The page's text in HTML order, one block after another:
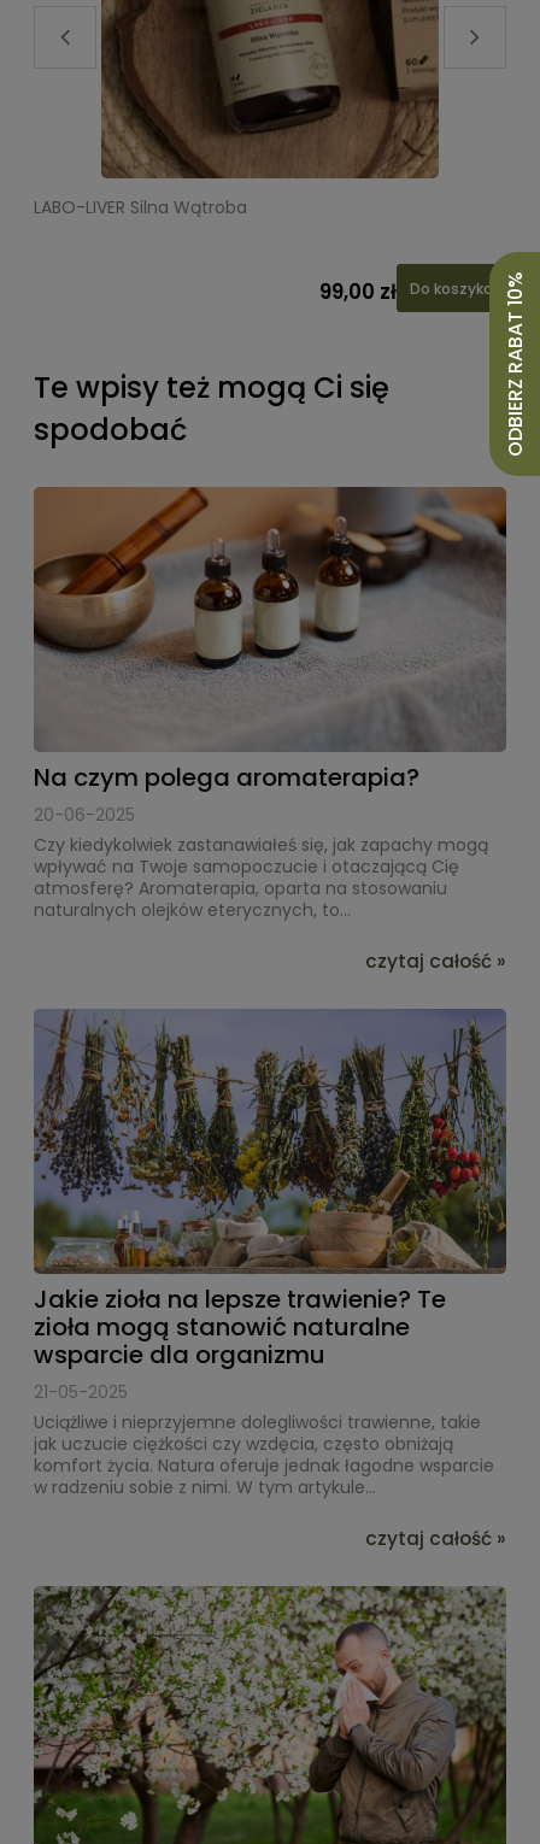
LABO-LIVER Silna Wątroba
99,00 zł Do koszyka
Te wpisy też mogą Ci się
spodobać
Na czym polega aromaterapia?
20-06-2025
Czy kiedykolwiek zastanawiałeś się, jak zapachy mogą
wpływać na Twoje samopoczucie i otaczającą Cię
atmosferę? Aromaterapia, oparta na stosowaniu
naturalnych olejków eterycznych, to...
czytaj całość »
Jakie zioła na lepsze trawienie? Te
zioła mogą stanowić naturalne
wsparcie dla organizmu
21-05-2025
Uciążliwe i nieprzyjemne dolegliwości trawienne, takie
jak uczucie ciężkości czy wzdęcia, często obniżają
komfort życia. Natura oferuje jednak łagodne wsparcie
w radzeniu sobie z nimi. W tym artykule...
czytaj całość »
ODBIERZ RABAT 10%